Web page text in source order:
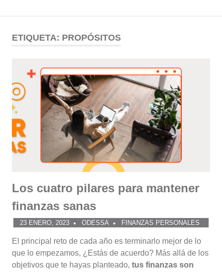
contenido
Comunidad
ODESSA
ETIQUETA: PROPÓSITOS
Los cuatro pilares para mantener
finanzas sanas
23 ENERO, 2023 ODESSA FINANZAS PERSONALES
El principal reto de cada año es terminarlo mejor de lo
que lo empezamos, ¿Estás de acuerdo? Más allá de los
objetivos que te hayas planteado, tus finanzas son